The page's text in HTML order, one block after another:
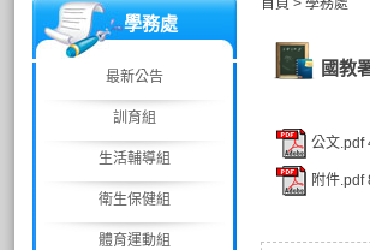
學務處
最新公告
訓育組
生活輔導組
衛生保健組
體育運動組
首頁 > 學務處
國教
公文.pdf
附件.pdf